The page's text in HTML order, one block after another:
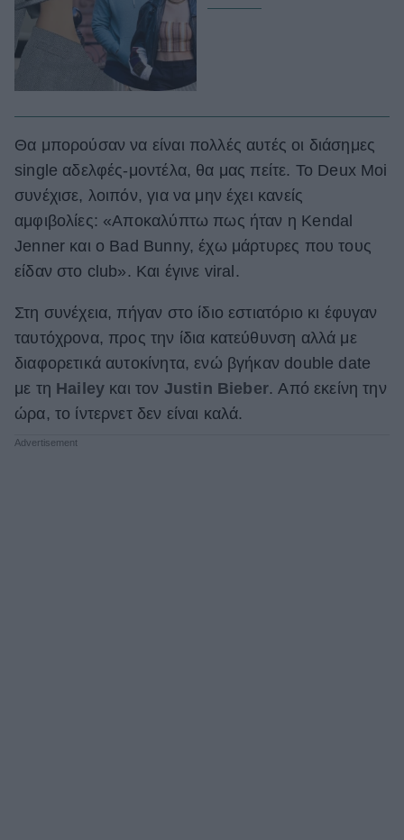
Θα μπορούσαν να είναι πολλές αυτές οι διάσημες
single αδελφές-μοντέλα, θα μας πείτε. Το Deux Moi
συνέχισε, λοιπόν, για να μην έχει κανείς
αμφιβολίες: «Αποκαλύπτω πως ήταν η Kendal
Jenner και ο Bad Bunny, έχω μάρτυρες που τους
είδαν στο club». Και έγινε viral.
Στη συνέχεια, πήγαν στο ίδιο εστιατόριο κι έφυγαν
ταυτόχρονα, προς την ίδια κατεύθυνση αλλά με
διαφορετικά αυτοκίνητα, ενώ βγήκαν double date
με τη Hailey και τον Justin Bieber. Από εκείνη την
ώρα, το ίντερνετ δεν είναι καλά.